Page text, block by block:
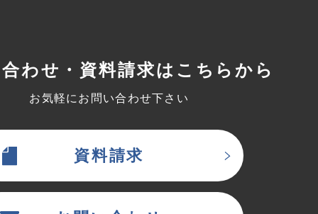
わせ・資料請求はこちらから
お気軽にお問い合わせ下さい
資料請求